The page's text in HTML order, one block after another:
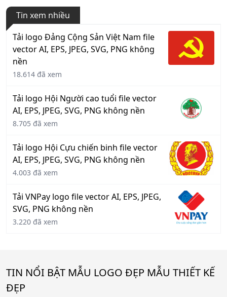
Tin xem nhiều
Tải logo Đảng Cộng Sản Việt Nam file
vector AI, EPS, JPEG, SVG, PNG không
nền
18.614 đã xem
Tải logo Hội Người cao tuổi file vector
AI, EPS, JPEG, SVG, PNG không nền
8.705 đã xem
Tải logo Hội Cựu chiến binh file vector
AI, EPS, JPEG, SVG, PNG không nền
4.003 đã xem
Tải VNPay logo file vector AI, EPS, JPEG,
SVG, PNG không nền
3.220 đã xem
TIN NỔI BẬT MẪU LOGO ĐẸP MẪU THIẾT KẾ
ĐẸP